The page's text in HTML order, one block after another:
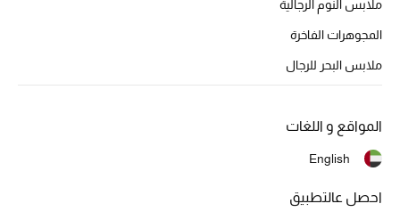
جميع الملابس النسائية
جميع الحقائب النسائية
جميع الإكسسورات النسائية
ملابس النوم الرجالية
المجوهرات الفاخرة
ملابس البحر للرجال
المواقع و اللغات
English
احصل عالتطبيق